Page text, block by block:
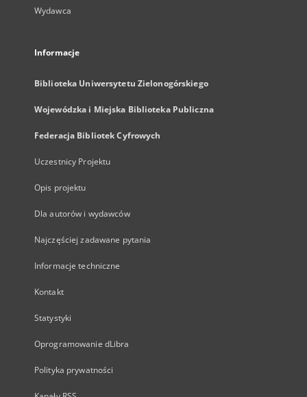
Wydawca
Informacje
Biblioteka Uniwersytetu Zielonogórskiego
Wojewódzka i Miejska Biblioteka Publiczna
Federacja Bibliotek Cyfrowych
Uczestnicy Projektu
Opis projektu
Dla autorów i wydawców
Najczęściej zadawane pytania
Informacje techniczne
Kontakt
Statystyki
Oprogramowanie dLibra
Polityka prywatności